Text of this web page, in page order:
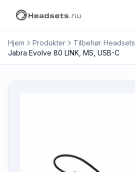
Hjem Produkter Tilbehør Headsets
Jabra Evolve 80 LINK, MS, USB-C